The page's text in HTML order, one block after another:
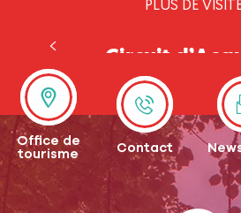
PLUS DE
Circuit
Office de
tourisme
Contact